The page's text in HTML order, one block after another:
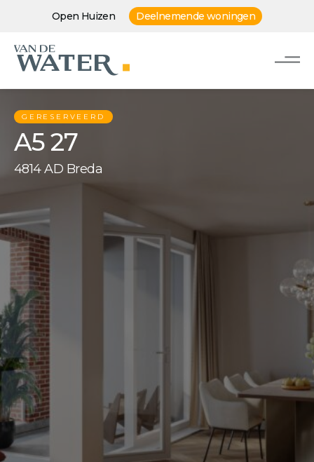
Open Huizen Deelnemende woningen
GERESERVEERD
A5 27
4814 AD Breda